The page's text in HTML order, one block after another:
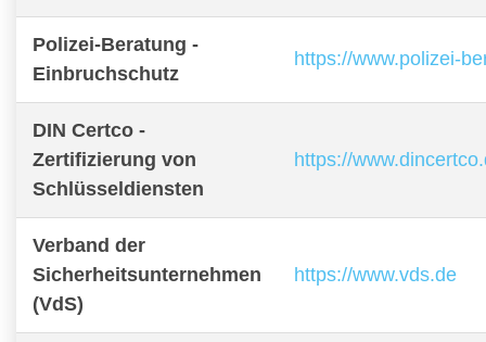
Polizei-Beratung -
Einbruchschutz
https://www.polizei-
DIN Certco -
Zertifizierung von
Schlüsseldiensten
https://
Verband der
Sicherheitsunternehmen
(VdS)
https://www.vds.de